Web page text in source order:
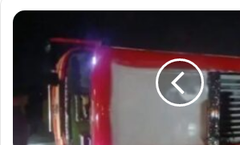
इधर, कांग्रेस नेता सज्जन सिंह वर्मा ने
पर तीखी प्रतिक्रिया दी है। उनका
मंत्रिमंडल विस्तार की चर्चाओं के बीच
अपनी राजनीतिक स्थिति को लेकर यह
ने विजयवर्गीय के पुराने बयानों का
व्यंग्य भी किया और कई राजनीतिक